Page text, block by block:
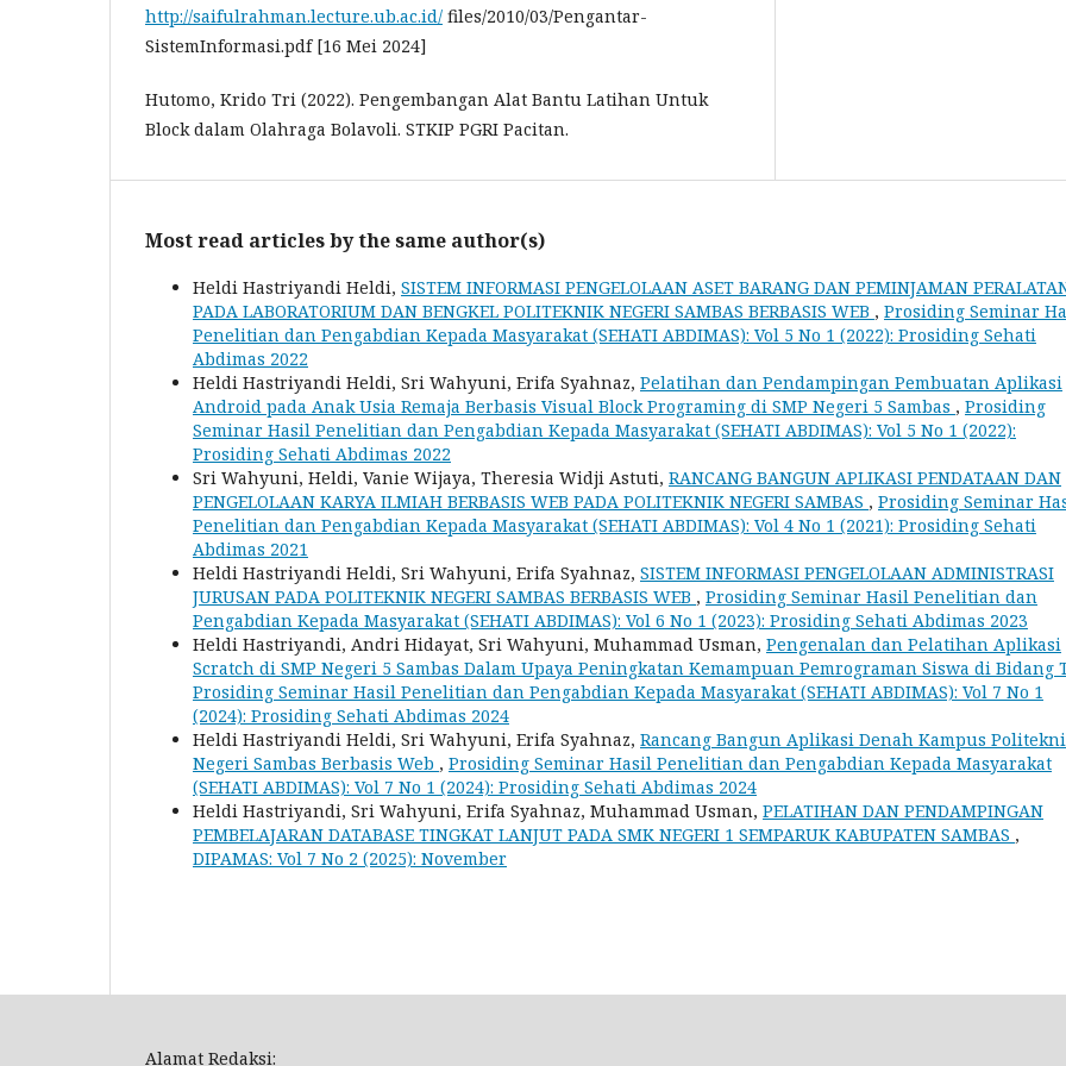
http://saifulrahman.lecture.ub.ac.id/ files/2010/03/Pengantar-
SistemInformasi.pdf [16 Mei 2024]
Hutomo, Krido Tri (2022). Pengembangan Alat Bantu Latihan Untuk
Block dalam Olahraga Bolavoli. STKIP PGRI Pacitan.
Most read articles by the same author(s)
Heldi Hastriyandi Heldi, SISTEM INFORMASI PENGELOLAAN ASET BARANG DAN PEMINJAMAN
PADA LABORATORIUM DAN BENGKEL POLITEKNIK NEGERI SAMBAS BERBASIS WEB , Prosiding Seminar
Penelitian dan Pengabdian Kepada Masyarakat (SEHATI ABDIMAS): Vol 5 No 1 (2022): Prosiding Sehati
Abdimas 2022
Heldi Hastriyandi Heldi, Sri Wahyuni, Erifa Syahnaz, Pelatihan dan Pendampingan Pembuatan Aplikasi
Android pada Anak Usia Remaja Berbasis Visual Block Programing di SMP Negeri 5 Sambas , Prosiding
Seminar Hasil Penelitian dan Pengabdian Kepada Masyarakat (SEHATI ABDIMAS): Vol 5 No 1 (2022):
Prosiding Sehati Abdimas 2022
Sri Wahyuni, Heldi, Vanie Wijaya, Theresia Widji Astuti, RANCANG BANGUN APLIKASI PENDATAAN DAN
PENGELOLAAN KARYA ILMIAH BERBASIS WEB PADA POLITEKNIK NEGERI SAMBAS , Prosiding Seminar
Penelitian dan Pengabdian Kepada Masyarakat (SEHATI ABDIMAS): Vol 4 No 1 (2021): Prosiding Sehati
Abdimas 2021
Heldi Hastriyandi Heldi, Sri Wahyuni, Erifa Syahnaz, SISTEM INFORMASI PENGELOLAAN ADMINISTRASI
JURUSAN PADA POLITEKNIK NEGERI SAMBAS BERBASIS WEB , Prosiding Seminar Hasil Penelitian dan
Pengabdian Kepada Masyarakat (SEHATI ABDIMAS): Vol 6 No 1 (2023): Prosiding Sehati Abdimas 2023
Heldi Hastriyandi, Andri Hidayat, Sri Wahyuni, Muhammad Usman, Pengenalan dan Pelatihan Aplikasi
Scratch di SMP Negeri 5 Sambas Dalam Upaya Peningkatan Kemampuan Pemrograman Siswa di Bidang
Prosiding Seminar Hasil Penelitian dan Pengabdian Kepada Masyarakat (SEHATI ABDIMAS): Vol 7 No 1
(2024): Prosiding Sehati Abdimas 2024
Heldi Hastriyandi Heldi, Sri Wahyuni, Erifa Syahnaz, Rancang Bangun Aplikasi Denah Kampus
Negeri Sambas Berbasis Web , Prosiding Seminar Hasil Penelitian dan Pengabdian Kepada Masyarakat
(SEHATI ABDIMAS): Vol 7 No 1 (2024): Prosiding Sehati Abdimas 2024
Heldi Hastriyandi, Sri Wahyuni, Erifa Syahnaz, Muhammad Usman, PELATIHAN DAN PENDAMPINGAN
PEMBELAJARAN DATABASE TINGKAT LANJUT PADA SMK NEGERI 1 SEMPARUK KABUPATEN SAMBAS ,
DIPAMAS: Vol 7 No 2 (2025): November
Alamat Redaksi: